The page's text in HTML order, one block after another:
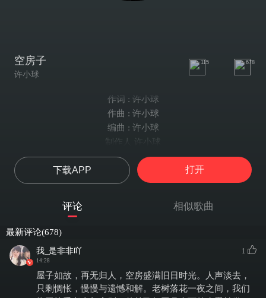
空房子
许小球
115 678
作词 : 许小球
作曲 : 许小球
编曲 : 许小球
制作人 许小球
录音/混音/母带 韩丁
月光比昨夜的更亮了
剪了碎影
哒哒哒……哒哒哒
哒哒哒……哒哒哒
下载APP 打开
评论 相似歌曲
最新评论(678)
我_是非非吖
14:28
1
屋子如故，再无归人，空房盛满旧日时光。人声淡去，
只剩惆怅，慢慢与遗憾和解。老树落花一夜之间，我们